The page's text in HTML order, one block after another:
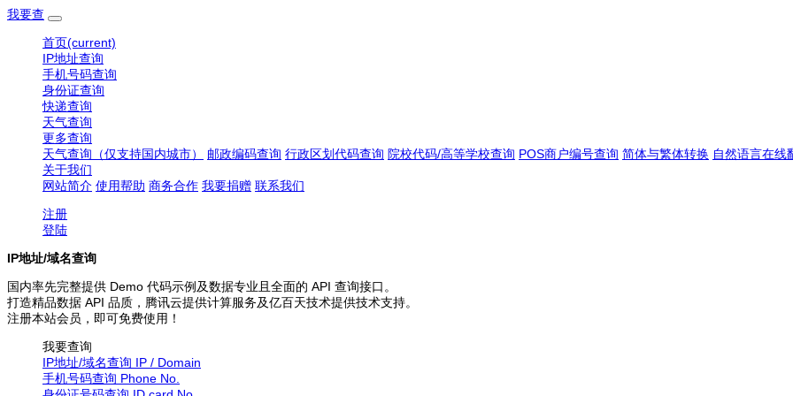
我要查
首页(current)
IP地址查询
手机号码查询
身份证查询
快递查询
天气查询
更多查询
天气查询（仅支持国内城市）
邮政编码查询 行政区划代码查询 院校代码/高等学校查询 POS商户编号查询 简体与繁体转换 自然语言在线
关于我们
网站简介 使用帮助 商务合作 我要捐赠 联系我们
注册
登陆
IP地址/域名查询
国内率先完整提供 Demo 代码示例及数据专业且全面的 API 查询接口。
打造精品数据 API 品质，腾讯云提供计算服务及亿百天技术提供技术支持。
注册本站会员，即可免费使用！
我要查询
IP地址/域名查询 IP / Domain
手机号码查询 Phone No.